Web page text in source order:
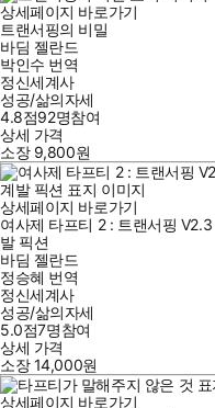
상세페이지 바로가기
트랜서핑의 비밀
바딤 젤란드
박인수 번역
정신세계사
성공/삶의자세
4.8점92명참여
상세 가격
소장 9,800원
상세페이지 바로가기
여사제 타프티 2 : 트랜서핑
발 픽션
바딤 젤란드
정승혜 번역
정신세계사
성공/삶의자세
5.0점7명참여
상세 가격
소장14,000원
상세페이지 바로가기